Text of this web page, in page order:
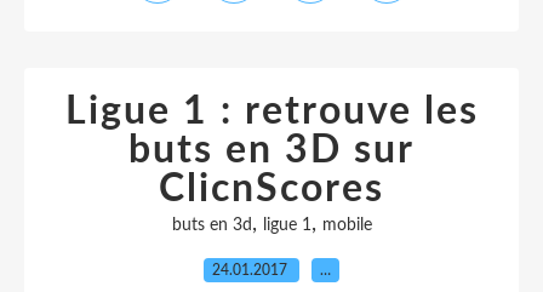
Ligue 1 : retrouve les
buts en 3D sur
ClicnScores
buts en 3d , ligue 1, mobile
24.01.2017 …